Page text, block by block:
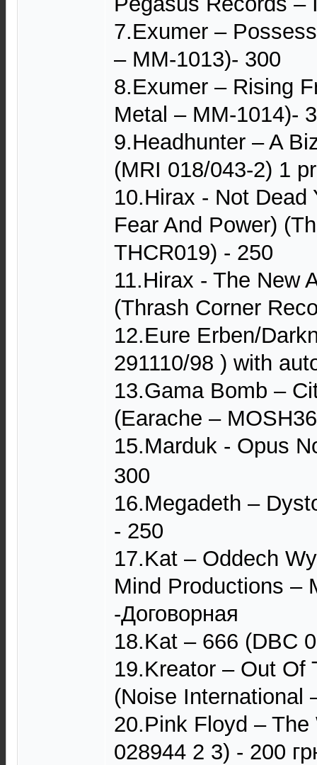
7.Exumer –
– MM-1013)- 300
8.Exumer – Rising
Metal – MM-1014)-
9.Headhunter – A
(MRI 018/043-2) 1
10.Hirax - Not Dead
Fear And Power)
THCR019) - 250
11.Hirax - The New
(Thrash Corner
12.Eure Erben/
291110/98 ) with
13.Gama Bomb –
(Earache –
15.Marduk - Opus
300
16.Megadeth –
- 250
17.Kat – Oddech
Mind Productions –
-Договорная
18.Kat – 666 (DBC
19.Kreator – Out Of
(Noise International
20.Pink Floyd –
028944 2 3) - 200